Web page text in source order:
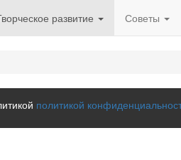
развитие Советы
политикой